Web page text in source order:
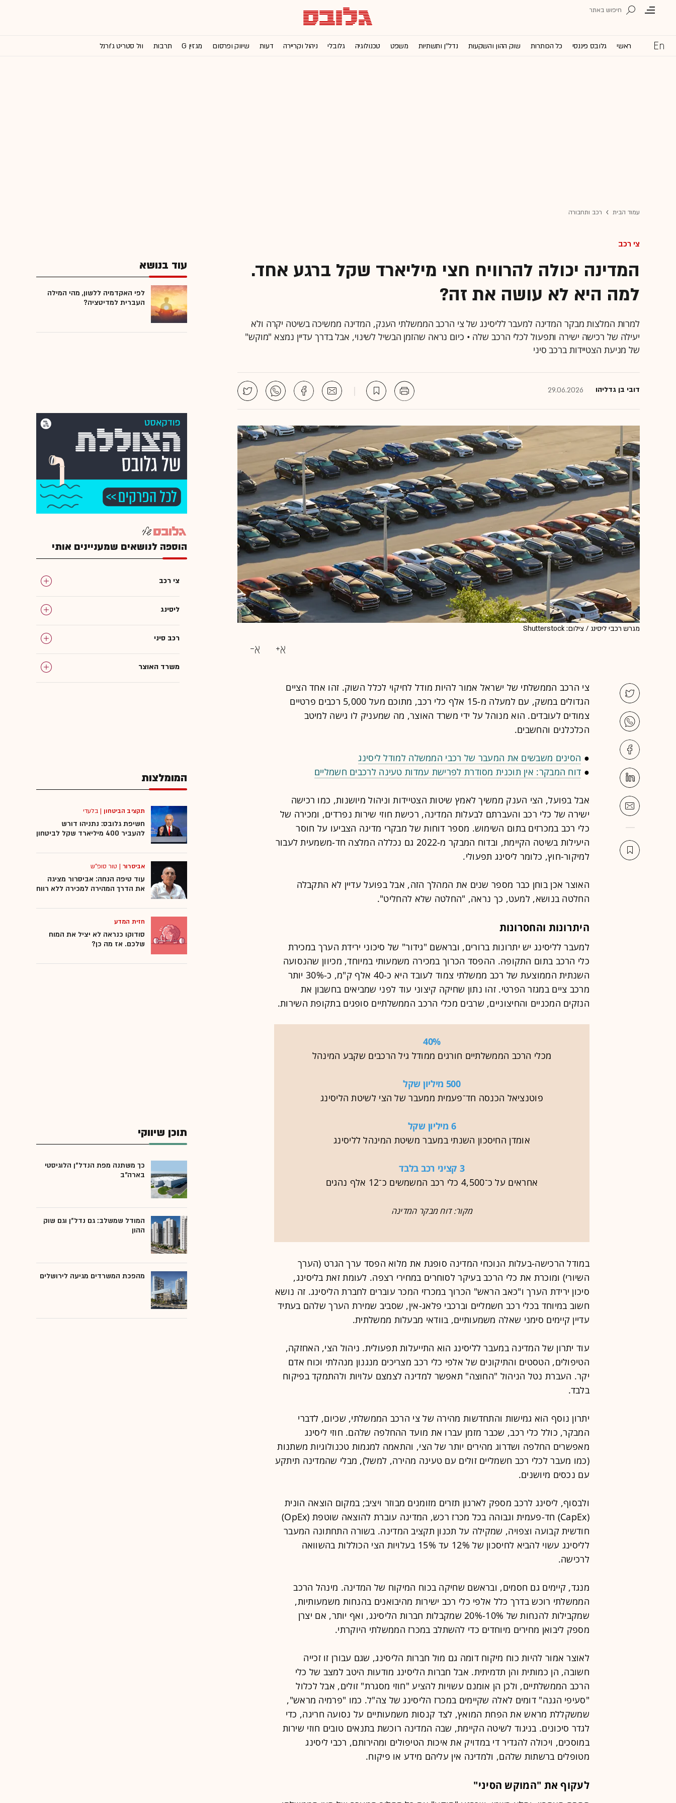
ראשי גלובס פיננסי כל הכותרות שוק ההון והשקעות נדל''ן ותשתיות משפט טכנולוגיה גלובלי ניהול וקריירה דעות שיווק ופרסום מגזין G תרבות וול סטריט ג'ורנל
עמוד הבית רכב ותחבורה
צי רכב
המדינה יכולה להרוויח חצי מיליארד שקל ברגע אחד.
למה היא לא עושה את זה?
למרות המלצות מבקר המדינה למעבר לליסינג של צי הרכב הממשלתי הענק, המדינה ממשיכה בשיטה יקרה ולא
יעילה של רכישה ישירה ותפעול לכלי הרכב שלה • כיום נראה שהזמן הבשיל לשינוי, אבל בדרך עדיין נמצא "מוקש"
של מניעת הצטיידות ברכב סיני
דובי בן גדליהו 29.06.2026
מגרש רכבי ליסינג / צילום: Shutterstock
צי הרכב הממשלתי של ישראל אמור להיות מודל לחיקוי לכלל השוק. זהו אחד הציים
הגדולים במשק, עם למעלה מ-15 אלף כלי רכב, מתוכם מעל 5,000 רכבים פרטיים
צמודים לעובדים. הוא מנוהל על ידי משרד האוצר, מה שמעניק לו גישה למיטב
הכלכלנים והחשבים.
● הסינים משבשים את המעבר של רכבי הממשלה למודל ליסינג
● דוח המבקר: אין תוכנית מסודרת לפרישת עמדות טעינה לרכבים חשמליים
אבל בפועל, הצי הענק ממשיך לאמץ שיטות הצטיידות וניהול מיושנות, כמו רכישה
ישירה של כלי רכב והעברתם לבעלות המדינה, רכישת חוזי שירות נפרדים, ומכירה של
כלי רכב במכרזים בתום השימוש. מספר דוחות של מבקרי מדינה הצביעו על חוסר
היעילות בשיטה הקיימת, ובדוח המבקר מ-2022 גם נכללה המלצה חד-משמעית לעבור
למיקור-חוץ, כלומר ליסינג תפעולי.
האוצר אכן בוחן כבר מספר שנים את המהלך הזה, אבל בפועל עדיין לא התקבלה
החלטה בנושא, למעט, כך נראה, "החלטה שלא להחליט".
היתרונות והחסרונות
למעבר לליסינג יש יתרונות ברורים, ובראשם "גידור" של סיכוני ירידת הערך במכירת
כלי הרכב בתום התקופה. ההפסד הכרוך במכירה משמעותי במיוחד, מכיוון שהנסועה
השנתית הממוצעת של רכב ממשלתי צמוד לעובד היא כ-40 אלף ק"מ, כ-30% יותר
מרכב ציים במגזר הפרטי. זהו נתון שחיקה קיצוני עוד לפני שמביאים בחשבון את
הנזקים המכניים והחיצוניים, שרבים מכלי הרכב הממשלתיים סופגים בתקופת השירות.
40%
מכלי הרכב הממשלתיים חורגים ממודל גיל הרכבים שקבע המינהל
500 מיליון שקל
פוטנציאל הכנסה חד־פעמית ממעבר של הצי לשיטת הליסינג
6 מיליון שקל
אומדן החיסכון השנתי במעבר משיטת המינהל לליסינג
3 קציני רכב בלבד
אחראים על כ־4,500 כלי רכב המשמשים כ־12 אלף נהגים
מקור: דוח מבקר המדינה
במודל הרכישה-בעלות הנוכחי המדינה סופגת את מלוא הפסד ערך הגרט (הערך
השיורי) ומוכרת את כלי הרכב בעיקר לסוחרים במחירי רצפה. לעומת זאת בליסינג,
סיכון ירידת הערך ו"כאב הראש" הכרוך במכרזי המכר עוברים לחברת הליסינג. זה נושא
חשוב במיוחד בכלי רכב חשמליים וברכבי פלאג-אין, שסביב שמירת הערך שלהם בעתיד
עדיין קיימים סימני שאלה משמעותיים, בוודאי מבעלות ממשלתית.
עוד יתרון של המדינה במעבר לליסינג הוא התייעלות תפעולית. ניהול הצי, האחזקה,
הטיפולים, הטסטים והתיקונים של אלפי כלי רכב מצריכים מנגנון מנהלתי וכוח אדם
יקר. העברת נטל הניהול "החוצה" תאפשר למדינה לצמצם עלויות ולהתמקד בפיקוח
בלבד.
יתרון נוסף הוא גמישות והתחדשות מהירה של צי הרכב הממשלתי, שכיום, לדברי
המבקר, כולל כלי רכב, שכבר מזמן עברו את מועד ההחלפה שלהם. חוזי ליסינג
מאפשרים החלפה ושדרוג מהירים יותר של הצי, והתאמה למגמות טכנולוגיות משתנות
(כמו מעבר לכלי רכב חשמליים זולים עם טעינה מהירה, למשל), מבלי שהמדינה תיתקע
עם נכסים מיושנים.
ולבסוף, ליסינג לרכב מספק לארגון תזרים מזומנים מבוזר ויציב; במקום הוצאה הונית
(CapEx) חד-פעמית וגבוהה בכל מכרז רכש, המדינה עוברת להוצאה שוטפת (OpEx)
חודשית קבועה וצפויה, שמקילה על תכנון תקציב המדינה. בשורה התחתונה המעבר
לליסינג עשוי להביא לחיסכון של 12% עד 15% בעלויות הצי הכוללות בהשוואה
לרכישה.
מנגד, קיימים גם חסמים, ובראשם שחיקה בכוח המיקוח של המדינה. מינהל הרכב
הממשלתי רוכש בדרך כלל אלפי כלי רכב ישירות מהיבואנים בהנחות משמעותיות,
שמקבילות להנחות של 10%-20% שמקבלות חברות הליסינג, ואף יותר, אם יצרן
מספק ליבואן מחירים מיוחדים כדי להשתלב במכרז הממשלתי היוקרתי.
לאוצר אמור להיות כוח מיקוח דומה גם מול חברות הליסינג, שגם עבורן זו זכייה
חשובה, הן כמותית והן תדמיתית. אבל חברות הליסינג מודעות היטב למצב של כלי
הרכב הממשלתיים, ולכן הן אומנם עשויות להציע "חוזי מסגרת" זולים, אבל לכלול
"סעיפי הגנה" דומים לאלה שקיימים במכרז הליסינג של צה"ל. כמו "פרמיה מראש",
שמשקללת מראש את הפחת המואץ, לצד קנסות משמעותיים על נסועה חריגה, כדי
לגדר סיכונים. בניגוד לשיטה הקיימת, שבה המדינה רוכשת בתנאים טובים חוזי שירות
במוסכים, ויכולה להגדיר די במדויק את איכות הטיפולים ומהירותם, רכבי ליסינג
מטופלים ברשתות שלהם, ולמדינה אין עליהם מידע או פיקוח.
לעקוף את "המוקש הסיני"
עוד בנושא
לפי האקדמיה ללשון, מהי המילה
העברית למדיטציה?
הוספה לנושאים שמעניינים אותי
צי רכב
ליסינג
רכב סיני
משרד האוצר
המומלצות
תקציב הביטחון |בלעדי
חשיפת גלובס: נתניהו דורש
להעביר 400 מיליארד שקל לביטחון
אביסרור| טור סופ"ש
עוד טיפה הנחה: אביסרור מציגה
את הדרך המהירה למכירה ללא רווח
חזית המדע
סודוקו כנראה לא יציל את המוח
שלכם. אז מה כן?
תוכן שיווקי
כך משתנה מפת הנדל"ן הלוגיסטי
בארה"ב
המודל שמשלב: גם נדל"ן וגם שוק
ההון
מהפכת המשרדים מגיעה לירושלים